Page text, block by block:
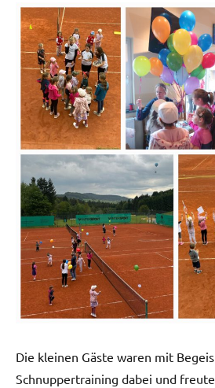
Die kleinen Gäste waren mit
Schnuppertraining dabei und